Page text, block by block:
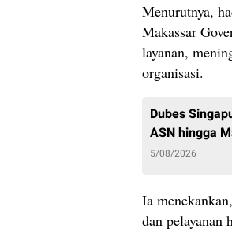
Menurutnya,
Makassar
layanan,
organisasi.
Dubes
ASN hingga
5/08/2026
Ia
dan pelayanan